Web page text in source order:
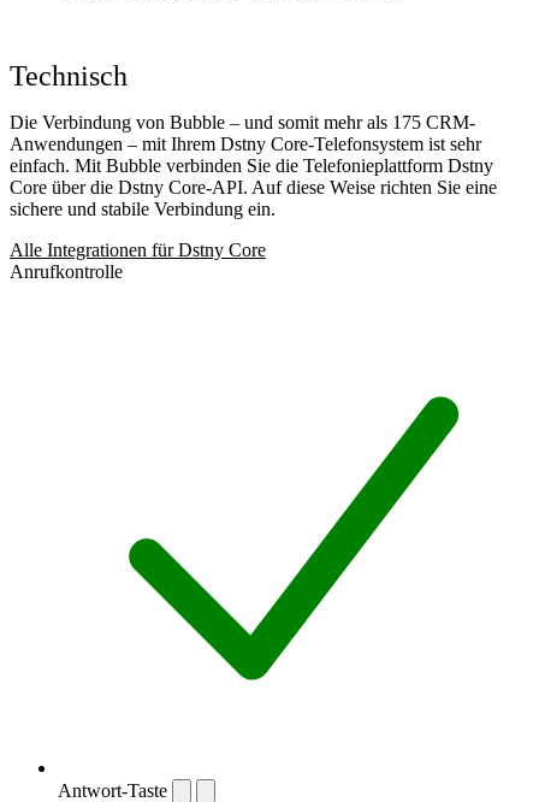
Technisch
Die Verbindung von Bubble – und somit mehr als 175 CRM-
Anwendungen – mit Ihrem Dstny Core-Telefonsystem ist sehr
einfach. Mit Bubble verbinden Sie die Telefonieplattform Dstny
Core über die Dstny Core-API. Auf diese Weise richten Sie eine
sichere und stabile Verbindung ein.
Alle Integrationen für Dstny Core
Anrufkontrolle
Antwort-Taste